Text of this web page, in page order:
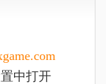
中打开